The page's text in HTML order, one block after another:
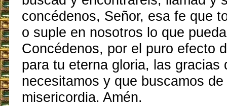
concédenos, Señor, esa fe que
o suple en nosotros lo que
Concédenos, por el puro efecto
para tu eterna gloria, las gracias
necesitamos y que buscamos
misericordia. Amén.